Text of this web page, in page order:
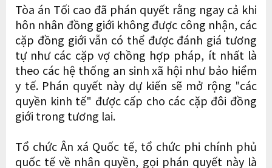
Tòa án Tối cao đã phán quyết rằng ngay cả khi
hôn nhân đồng giới không được công nhận, các
cặp đồng giới vẫn có thể được đánh giá tương
tự như các cặp vợ chồng hợp pháp, ít nhất là
theo các hệ thống an sinh xã hội như bảo hiểm
y tế. Phán quyết này dự kiến sẽ mở rộng "các
quyền kinh tế" được cấp cho các cặp đôi đồng
giới trong tương lai.
Tổ chức Ân xá Quốc tế, tổ chức phi chính phủ
quốc tế về nhân quyền, gọi phán quyết này là